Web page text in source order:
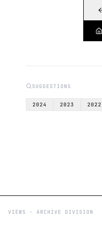
SUGGESTIONS
2024 2023 2022
VIEWS - ARCHIVE DIVISION